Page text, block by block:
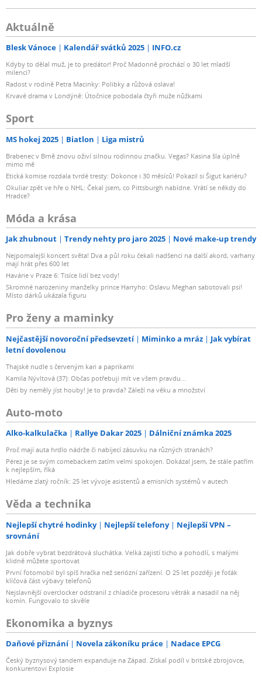
Aktuálně
Blesk Vánoce Kalendář svátků 2025 INFO.cz
Kdyby to dělal muž, je to predátor! Proč Madonně prochází o 30 let mladší
milenci?
Radost v rodině Petra Macinky: Polibky a růžová oslava!
Krvavé drama v Londýně: Útočnice pobodala čtyři muže nůžkami
Sport
MS hokej 2025 Biatlon Liga mistrů
Brabenec v Brně znovu oživí silnou rodinnou značku. Vegas? Kasina šla úplně
mimo mě
Etická komise rozdala tvrdé tresty: Dokonce i 30 měsíců! Pokazil si Šigut kariéru?
Okuliar zpět ve hře o NHL: Čekal jsem, co Pittsburgh nabídne. Vrátí se někdy do
Hradce?
Móda a krása
Jak zhubnout Trendy nehty pro jaro 2025 Nové make-up trendy
Nejpomalejší koncert světa! Dva a půl roku čekali nadšenci na další akord, varhany
mají hrát přes 600 let
Havárie v Praze 6: Tisíce lidí bez vody!
Skromné narozeniny manželky prince Harryho: Oslavu Meghan sabotovali psi!
Místo dárků ukázala figuru
Pro ženy a maminky
Nejčastější novoroční předsevzetí Miminko a mráz
Jak vybírat
letní dovolenou
Thajské nudle s červeným kari a paprikami
Kamila Nývltová (37): Občas potřebuji mít ve všem pravdu...
Děti by neměly jíst houby! Je to pravda? Záleží na věku a množství
Auto-moto
Alko-kalkulačka Rallye Dakar 2025 Dálniční známka 2025
Proč mají auta hrdlo nádrže či nabíjecí zásuvku na různých stranách?
Pérez je se svým comebackem zatím velmi spokojen. Dokázal jsem, že stále patřím
k nejlepším, říká
Hledáme zlatý ročník: 25 let vývoje asistentů a emisních systémů v autech
Věda a technika
Nejlepší chytré hodinky Nejlepší telefony
Nejlepší VPN –
srovnání
Jak dobře vybrat bezdrátová sluchátka. Velká zajistí ticho a pohodlí, s malými
klidně můžete sportovat
První fotomobil byl spíš hračka než seriózní zařízení. O 25 let později je foťák
klíčová část výbavy telefonů
Nejslavnější overclocker odstranil z chladiče procesoru větrák a nasadil na něj
komín. Fungovalo to skvěle
Ekonomika a byznys
Daňové přiznání Novela zákoníku práce Nadace EPCG
Český byznysový tandem expanduje na Západ. Získal podíl v britské zbrojovce,
konkurentovi Explosie